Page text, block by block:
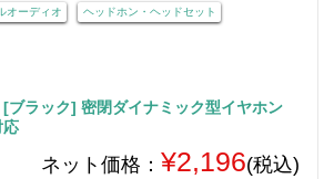
オーディオ ヘッドホン・ヘッドセット
ブラック] 密閉ダイナミック型イヤホン
応
ネット価格： ¥2,196(税込)